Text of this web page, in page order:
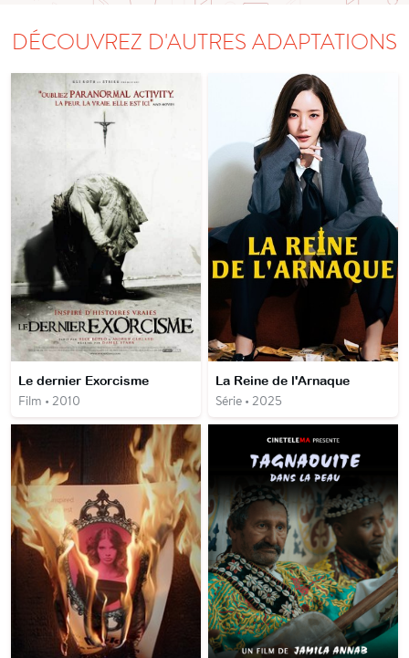
DÉCOUVREZ D'AUTRES ADAPTATIONS
Le dernier Exorcisme
Film • 2010
La Reine de l'Arnaque
Série • 2025